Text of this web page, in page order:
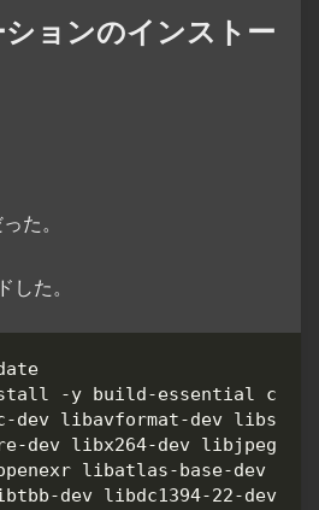
ョンのインストー
た。
した。
-y build-essential
dev libavformat-dev
dev libx264-dev libjpeg-
libatlas-base-dev
dev libdc1394-22-dev